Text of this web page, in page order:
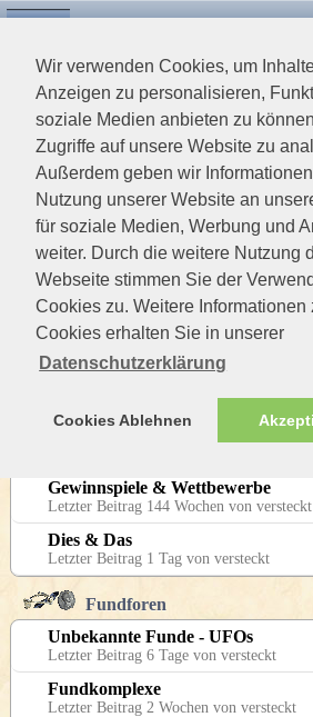
Wir verwenden Cookies, um
Anzeigen zu personalisieren,
soziale Medien anbieten zu
Zugriffe auf unsere Website zu
Außerdem geben wir
Nutzung unserer Website an
für soziale Medien, Werbung und
weiter. Durch die weitere Nutzung
Webseite stimmen Sie der
Cookies zu. Weitere Informationen
Cookies erhalten Sie in unserer
Datenschutzerklärung
Cookies Ablehnen
Board
Interner Bereich
Ritterklause
Letzter Beitrag 436 Wochen von versteckt
Letzter Beitrag 5 Wochen von versteckt
Gewinnspiele & Wettbewerbe
Letzter Beitrag 144 Wochen von versteckt
Dies & Das
Letzter Beitrag 1 Tag von versteckt
Fundforen
Unbekannte Funde - UFOs
Letzter Beitrag 6 Tage von versteckt
Fundkomplexe
Letzter Beitrag 2 Wochen von versteckt